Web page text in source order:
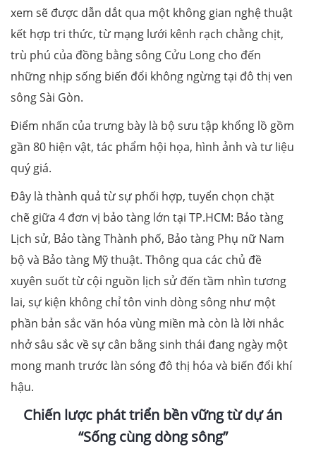
xem sẽ được dẫn dắt qua một không gian nghệ thuật
kết hợp tri thức, từ mạng lưới kênh rạch chằng chịt,
trù phú của đồng bằng sông Cửu Long cho đến
những nhịp sống biến đổi không ngừng tại đô thị ven
sông Sài Gòn.
Điểm nhấn của trưng bày là bộ sưu tập khổng lồ gồm
gần 80 hiện vật, tác phẩm hội họa, hình ảnh và tư liệu
quý giá.
Đây là thành quả từ sự phối hợp, tuyển chọn chặt
chẽ giữa 4 đơn vị bảo tàng lớn tại TP.HCM: Bảo tàng
Lịch sử, Bảo tàng Thành phố, Bảo tàng Phụ nữ Nam
bộ và Bảo tàng Mỹ thuật. Thông qua các chủ đề
xuyên suốt từ cội nguồn lịch sử đến tầm nhìn tương
lai, sự kiện không chỉ tôn vinh dòng sông như một
phần bản sắc văn hóa vùng miền mà còn là lời nhắc
nhở sâu sắc về sự cân bằng sinh thái đang ngày một
mong manh trước làn sóng đô thị hóa và biến đổi khí
hậu.
Chiến lược phát triển bền vững từ dự án
“Sống cùng dòng sông”